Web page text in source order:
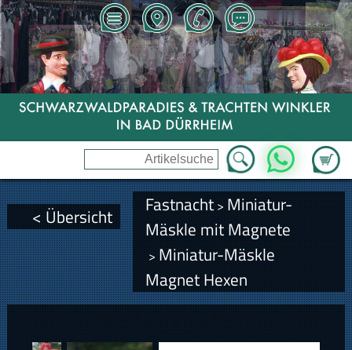
Zum
WhatsApp
< Übersicht Fastnacht> Miniatur-
Mäskle mit Magnete
> Miniatur-Mäskle
Magnet Hexen